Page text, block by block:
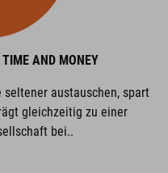
TIME AND MONEY
austauschen, spart
gleichzeitig zu einer
bei..